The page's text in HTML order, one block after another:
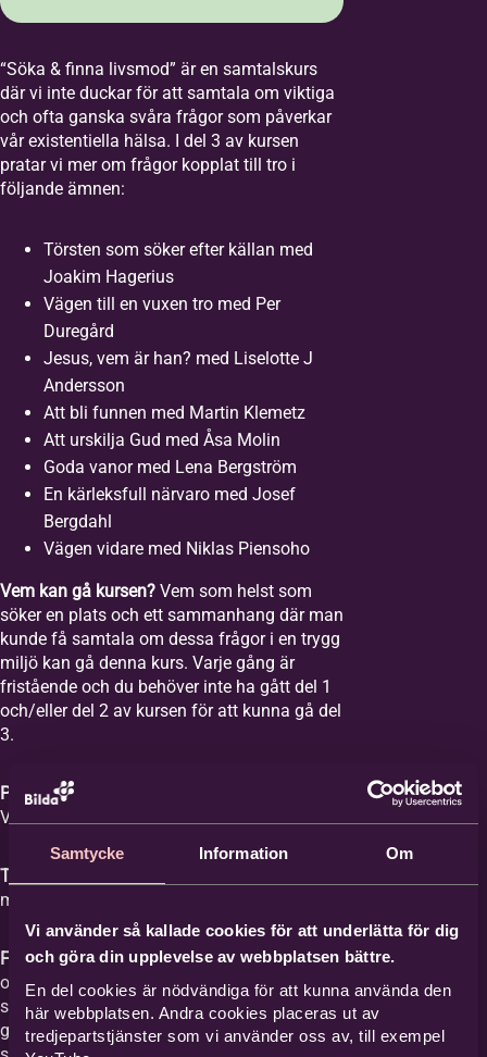
Samtycke Information Om
Vi använder så kallade cookies för att underlätta för dig
och göra din upplevelse av webbplatsen bättre.
En del cookies är nödvändiga för att kunna använda den
här webbplatsen. Andra cookies placeras ut av
tredjepartstjänster som vi använder oss av, till exempel
“Söka & finna livsmod” är en samtalskurs
där vi inte duckar för att samtala om viktiga
och ofta ganska svåra frågor som påverkar
vår existentiella hälsa. I del 3 av kursen
pratar vi mer om frågor kopplat till tro i
följande ämnen:
Törsten som söker efter källan med
Joakim Hagerius
Vägen till en vuxen tro med Per
Duregård
Jesus, vem är han? med Liselotte J
Andersson
Att bli funnen med Martin Klemetz
Att urskilja Gud med Åsa Molin
Goda vanor med Lena Bergström
En kärleksfull närvaro med Josef
Bergdahl
Vägen vidare med Niklas Piensoho
Vem kan gå kursen? Vem som helst som
söker en plats och ett sammanhang där man
kunde få samtala om dessa frågor i en trygg
miljö kan gå denna kurs. Varje gång är
fristående och du behöver inte ha gått del 1
och/eller del 2 av kursen för att kunna gå del
3.
Plats:Equmeniakyrkan Vikingstad,
Våghusgatan 1
Tid:
med start tisdagen den 1 september 2026.
Film med samtal:Varje gång har ett ämne
och vi tittar på en film med ett förinspelat
samtal mellan Britta Hermansson och en
gäst där deras erfarenheter och berättelser